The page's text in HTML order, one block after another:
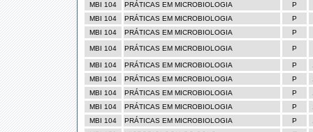
MBI 104 PRÁTICAS EM MICROBIOLOGIA
P
MBI 104
PRÁTICAS EM MICROBIOLOGIA
P
MBI 104
PRÁTICAS EM MICROBIOLOGIA P
MBI 104 PRÁTICAS EM MICROBIOLOGIA P
MBI 104 PRÁTICAS EM MICROBIOLOGIA P
MBI 104
PRÁTICAS EM MICROBIOLOGIA P
MBI 104
PRÁTICAS EM MICROBIOLOGIA P
MBI 104
PRÁTICAS EM MICROBIOLOGIA P
MBI 104
PRÁTICAS EM MICROBIOLOGIA P